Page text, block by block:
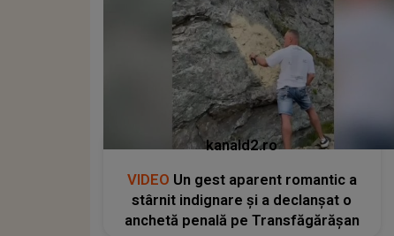
kanald2.ro
VIDEO Un gest aparent romantic a
stârnit indignare și a declanșat o
anchetă penală pe Transfăgărășan